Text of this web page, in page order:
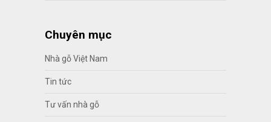
Chuyên mục
Nhà gỗ Việt Nam
Tin tức
Tư vấn nhà gỗ